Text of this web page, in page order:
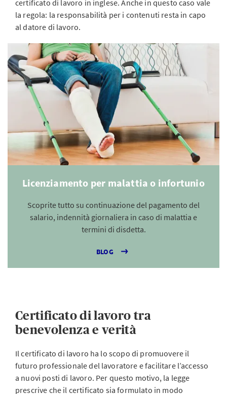
certificato di lavoro in inglese. Anche in questo caso vale
la regola: la responsabilità per i contenuti resta in capo
al datore di lavoro.
Licenziamento per malattia o infortunio
Scoprite tutto su continuazione del pagamento del
salario, indennità giornaliera in caso di malattia e
termini di disdetta.
BLOG
Certificato di lavoro tra
benevolenza e verità
Il certificato di lavoro ha lo scopo di promuovere il
futuro professionale del lavoratore e facilitare l’accesso
a nuovi posti di lavoro. Per questo motivo, la legge
prescrive che il certificato sia formulato in modo